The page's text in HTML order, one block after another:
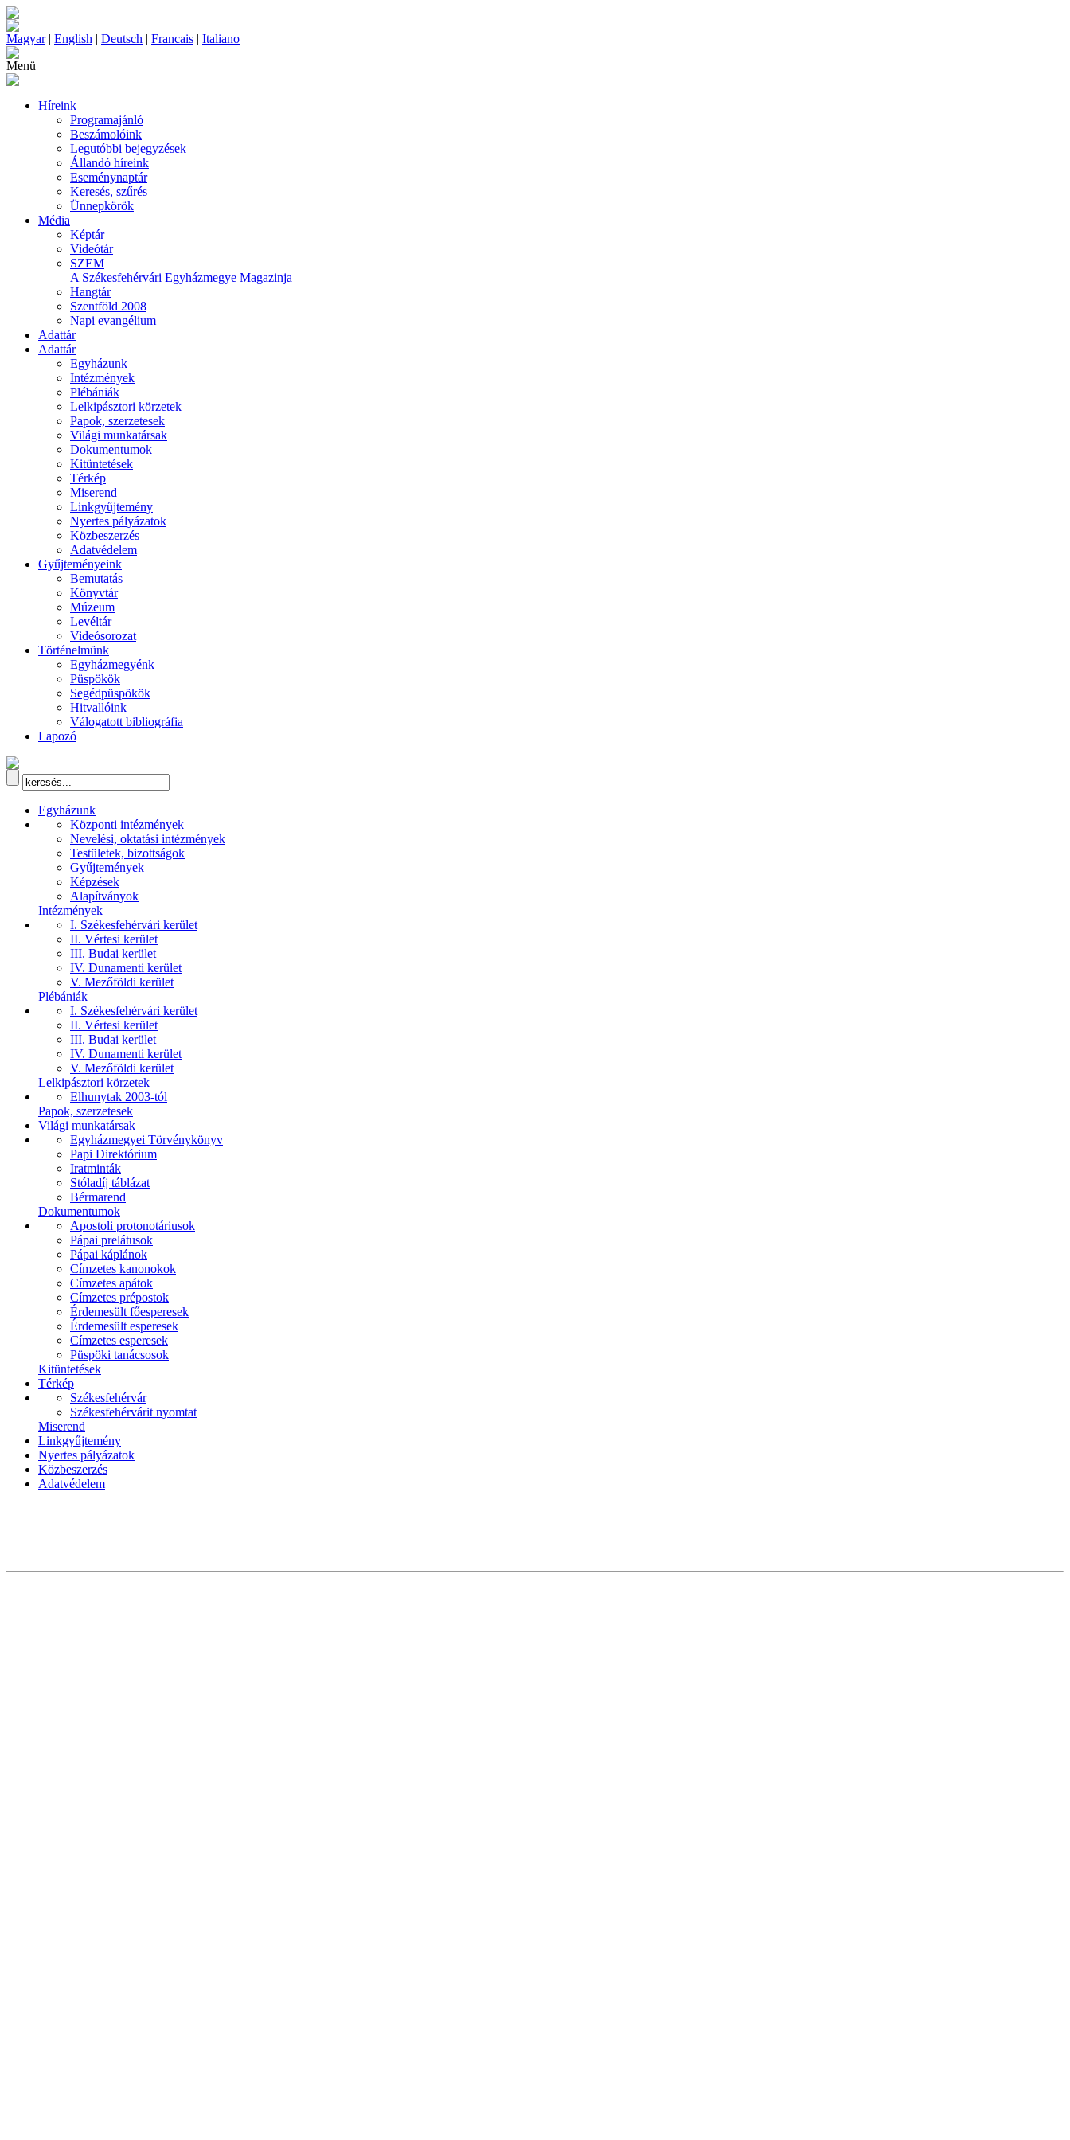
Magyar| English | Deutsch | Francais | Italiano
Menü
Híreink
Programajánló
Beszámolóink
Legutóbbi bejegyzések
Állandó híreink
Eseménynaptár
Keresés, szűrés
Ünnepkörök
Média
Képtár
Videótár
SZEM
A Székesfehérvári Egyházmegye Magazinja
Hangtár
Szentföld 2008
Napi evangélium
Adattár
Adattár
Egyházunk
Intézmények
Plébániák
Lelkipásztori körzetek
Papok, szerzetesek
Világi munkatársak
Dokumentumok
Kitüntetések
Térkép
Miserend
Linkgyűjtemény
Nyertes pályázatok
Közbeszerzés
Adatvédelem
Gyűjteményeink
Bemutatás
Könyvtár
Múzeum
Levéltár
Videósorozat
Történelmünk
Egyházmegyénk
Püspökök
Segédpüspökök
Hitvallóink
Válogatott bibliográfia
Lapozó
Egyházunk
Központi intézmények
Nevelési, oktatási intézmények
Testületek, bizottságok
Gyűjtemények
Képzések
Alapítványok
Intézmények
I. Székesfehérvári kerület
II. Vértesi kerület
III. Budai kerület
IV. Dunamenti kerület
V. Mezőföldi kerület
Plébániák
I. Székesfehérvári kerület
II. Vértesi kerület
III. Budai kerület
IV. Dunamenti kerület
V. Mezőföldi kerület
Lelkipásztori körzetek
Elhunytak 2003-tól
Papok, szerzetesek
Világi munkatársak
Egyházmegyei Törvénykönyv
Papi Direktórium
Iratminták
Stóladíj táblázat
Bérmarend
Dokumentumok
Apostoli protonotáriusok
Pápai prelátusok
Pápai káplánok
Címzetes kanonokok
Címzetes apátok
Címzetes prépostok
Érdemesült főesperesek
Érdemesült esperesek
Címzetes esperesek
Püspöki tanácsosok
Kitüntetések
Térkép
Székesfehérvár
Székesfehérvárit nyomtat
Miserend
Linkgyűjtemény
Nyertes pályázatok
Közbeszerzés
Adatvédelem